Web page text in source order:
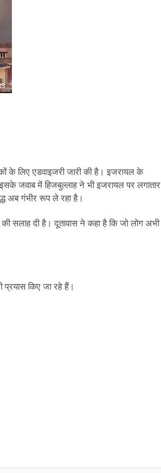
के लिए एडवाइजरी जारी की है। इजरायल के
जवाब में हिजबुल्लाह ने भी इजरायल पर लगातार
अब गंभीर रूप ले रहा है।
सलाह दी है। दूतावास ने कहा है कि जो लोग अभी
प्रयास किए जा रहे हैं।